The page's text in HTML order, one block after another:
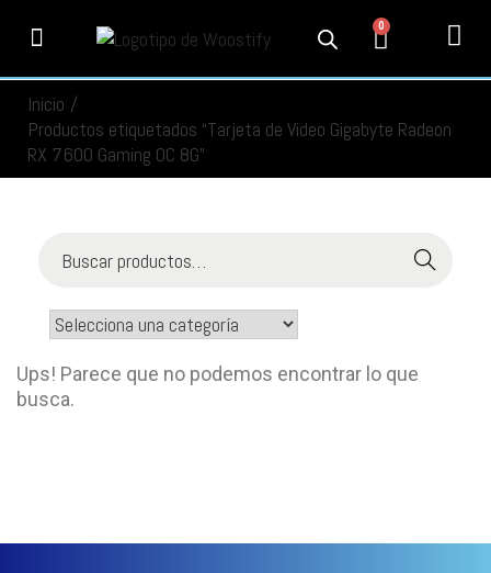
0
Inicio /
Productos etiquetados “Tarjeta de Video Gigabyte Radeon
RX 7600 Gaming OC 8G”
Buscar
Ups! Parece que no podemos encontrar lo que
busca.